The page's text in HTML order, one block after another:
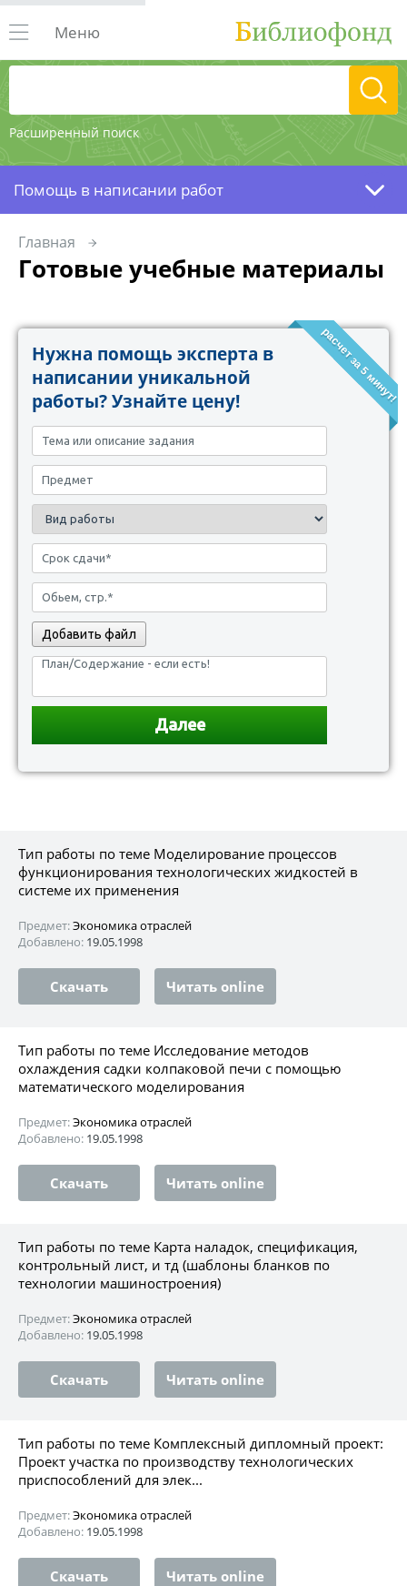
Расширенный поиск
Меню
Помощь в написании работ
Главная
Готовые учебные материалы
расчет за 5 минут!
Нужна помощь эксперта в
написании уникальной
работы? Узнайте цену!
Добавить файл
Тип работы по теме Моделирование процессов
функционирования технологических жидкостей в
системе их применения
Предмет:Экономика отраслей
Добавлено: 19.05.1998
Скачать Читать online
Тип работы по теме Исследование методов
охлаждения садки колпаковой печи с помощью
математического моделирования
Предмет:Экономика отраслей
Добавлено: 19.05.1998
Скачать Читать online
Тип работы по теме Карта наладок, спецификация,
контрольный лист, и тд (шаблоны бланков по
технологии машиностроения)
Предмет:Экономика отраслей
Добавлено: 19.05.1998
Скачать Читать online
Тип работы по теме Комплексный дипломный проект:
Проект участка по производству технологических
приспособлений для элек...
Предмет:Экономика отраслей
Добавлено: 19.05.1998
Скачать Читать online